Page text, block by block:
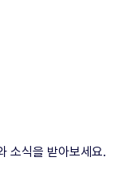
소식을 받아보세요.